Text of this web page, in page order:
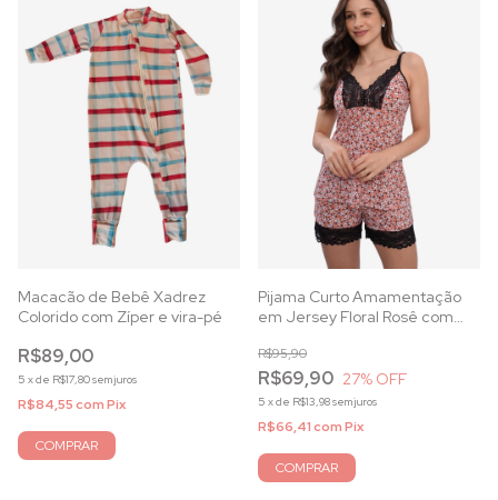
Macacão de Bebê Xadrez
Colorido com Zíper e vira-pé
R$89,00
5 xde R$17,80sem juros
R$84,55comPix
COMPRAR
Pijama Curto Amamentação
em Jersey Floral Rosê com
R$69,90
R$95,90
27% OFF
5 xde R$13,98sem juros
R$66,41comPix
COMPRAR